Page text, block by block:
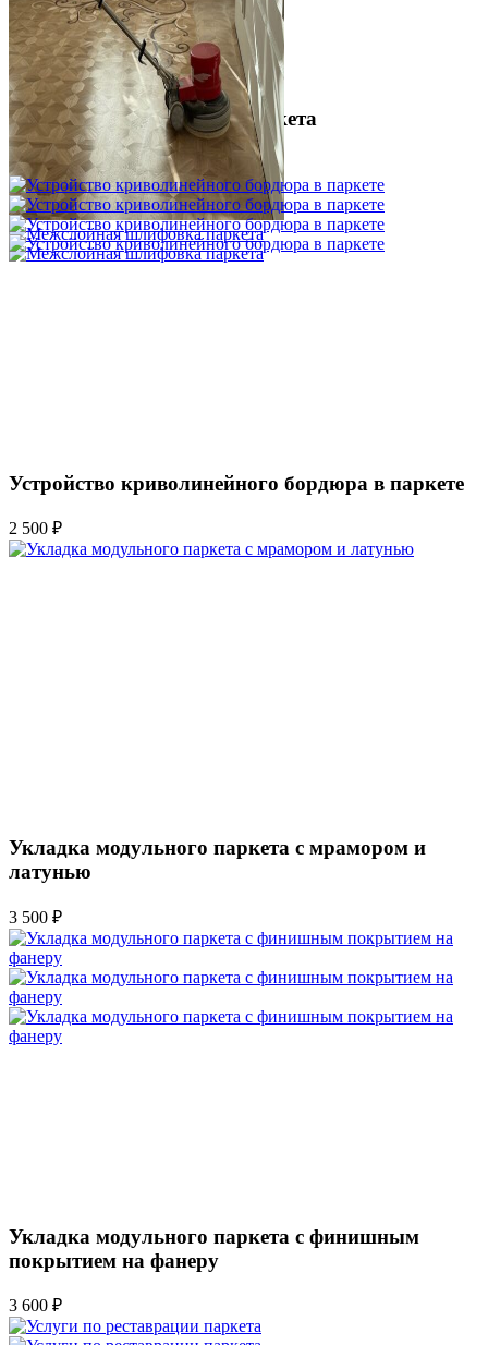
Межслойная шлифовка паркета
1 200 ₽
Устройство криволинейного бордюра в паркете
2 500 ₽
Укладка модульного паркета с мрамором и
латунью
3 500 ₽
Укладка модульного паркета с финишным
покрытием на фанеру
3 600 ₽